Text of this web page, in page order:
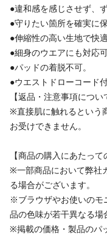
●違和感を感じさせず、
●守りたい箇所を確実に
●伸縮性の高い生地で快
●細身のウエアにも対応可
●パッドの着脱不可。
●ウエストドローコード付
【返品・注意事項につい
※直接肌に触れるという
お受けできません。
【商品の購入にあたって
※一部商品において弊社
る場合がございます。
※ブラウザやお使いのモ
品の色味が若干異なる場
※掲載の価格・製品のパ